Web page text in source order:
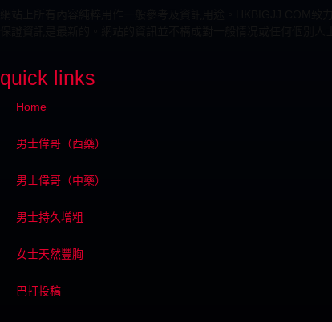
quick links
Home
男士偉哥（西藥）
男士偉哥（中藥）
男士持久增粗
女士天然豐胸
巴打投稿